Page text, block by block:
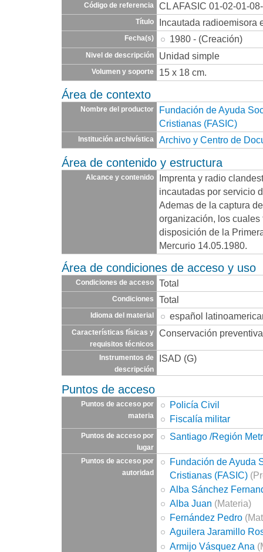
Código de referencia CL AFASIC 01-02-01-
Título Incautada radioemisora
Fecha(s) 1980 - (Creación)
Nivel de descripción Unidad simple
Volumen y soporte 15 x 18 cm.
Área de contexto
Nombre del productor
Fundación de Ayuda
Cristianas (FASIC)
Institución archivística Archivo y Centro de
Área de contenido y estructura
Alcance y contenido
Imprenta y radio
incautadas por servicio
Ademas de la captura
organización, los cuales
disposición de la
Mercurio 14.05.1980.
Área de condiciones de acceso y uso
Condiciones de acceso Total
Condiciones Total
Idioma del material español
Características físicas y
requisitos técnicos
Conservación preventiva
Instrumentos de
descripción
ISAD (G)
Puntos de acceso
Puntos de acceso por
materia
Policía Civil
Fiscalía militar
Puntos de acceso por
lugar
Santiago /Región
Puntos de acceso por
autoridad
Fundación de Ayuda
Cristianas (FASIC)
Alba Sánchez
Alba Juan (Materia)
Fernández Pedro
Aguilera Jaramillo
Armijo Vásquez Ana